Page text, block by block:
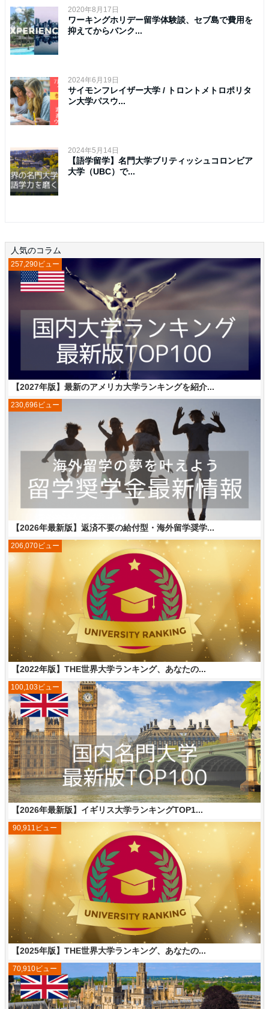
2020年8月17日
ワーキングホリデー留学体験談、セブ島で費用を
抑えてからバンク...
2024年6月19日
サイモンフレイザー大学 / トロントメトロポリタ
ン大学パスウ...
2024年5月14日
【語学留学】名門大学ブリティッシュコロンビア
大学（UBC）で...
人気のコラム
【2027年版】最新のアメリカ大学ランキングを紹介...
257,290ビュー
【2026年最新版】返済不要の給付型・海外留学奨学...
230,696ビュー
【2022年版】THE世界大学ランキング、あなたの...
206,070ビュー
【2026年最新版】イギリス大学ランキングTOP1...
100,103ビュー
【2025年版】THE世界大学ランキング、あなたの...
90,911ビュー
70,910ビュー